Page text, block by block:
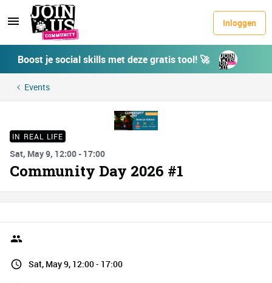
Inloggen
Boost je social skills met deze gratis tool! 🚀
Events
IN REAL LIFE
Sat, May 9, 12:00 - 17:00
Community Day 2026 #1
Sat, May 9, 12:00 - 17:00